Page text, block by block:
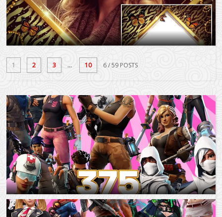
1 2 3 ... 10 6/ 59 POSTS